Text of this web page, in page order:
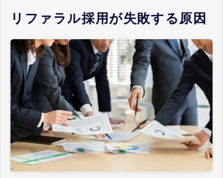
リファラル採用が失敗する原因